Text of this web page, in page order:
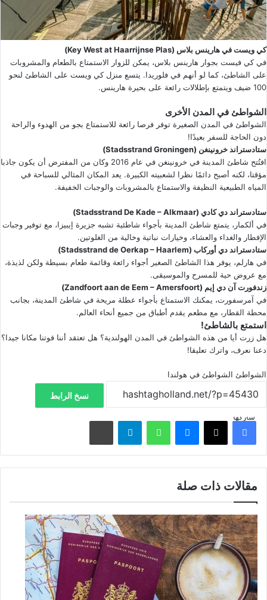
كي ويست في هارينس بلاس (Key West at Haarrijnse Plas)
في كي فيست بجوار هارينس بلاس، يمكن للزوار الاستمتاع بالطعام والمشروبات
على الشاطئ، كما لو أنهم في فلوريدا. يتسع منزل كي ويست على الشاطئ لنحو
100 ضيف ويتمتع بإطلالات رائعة على بحيرة هارينس.
الشواطئ في المدن الأخرى
الشواطئ في المدن الصغيرة توفر فرصا رائعة للاستمتاع بجو من الهدوء والراحة
دون الحاجة للسفر بعيدًا!
ستادستراند خرونينغن (Stadsstrand Groningen)
افتُتح شاطئ المدينة في خرونينغن في عام 2016 وكان من المفترض أن يكون جاذبا
مؤقتا، لكنه أصبح دائمًا نظرا لشعبيته الكبيرة. يعد المكان المثالي للسباحة في
المياه الطبيعية النظيفة والاستمتاع بالمشروبات والوجبات الخفيفة.
ستادستراند دي كادي (Stadsstrand De Kade – Alkmaar)
في ألكمار، يتمتع شاطئ المدينة بأجواء شاطئية تشبه جزيرة إيبيزا، مع توفير وجبات
الإفطار والغداء والعشاء، وخيارات نباتية وخالية من الغلوتين.
ستادستراند دي أوركاب (Stadsstrand de Oerkap – Haarlem)
في هارلم، يوفر هذا الشاطئ الصغير أجواء رائعة وقائمة طعام بسيطة ولكن لذيذة،
مع عروض حية للمسرح والموسيقى.
زندفورت آن دي إيم (Zandfoort aan de Eem – Amersfoort)
في آمرسفورت، يمكنك الاستمتاع بأجواء عطلة مريحة في شاطئ المدينة، بجانب
محطة القطار، مع مطعم يقدم أطباق من جميع أنحاء العالم.
استمتع بالشاطئ!
هل زرت أيا من هذه الشواطئ في المدن الهولندية؟ هل تعتقد أننا فوتنا مكانا جيدا؟
دعنا نعرف، واترك تعليقا!
الشواطئ الشواطئ في هولندا
نسخ الرابط
شاركهافيسبوك ‫X ماسنجر واتساب تيلقرام مشاركة عبر البريد
مقالات ذات صلة